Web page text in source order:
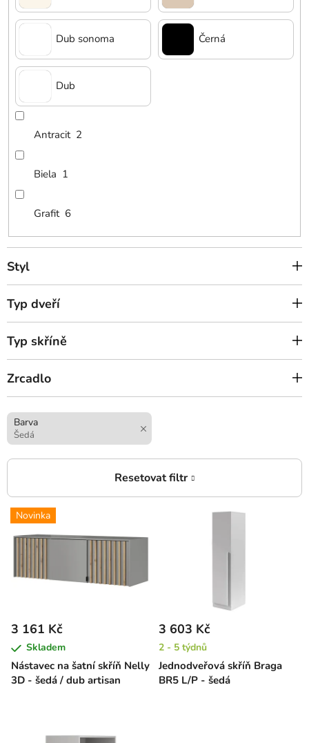
Dub sonoma Černá
Dub
Antracit 2
Biela 1
Grafit 6
Styl
Typ dveří
Typ skříně
Zrcadlo
Barva
Šedá
V
ý
s
r
o
d
u
k
Novinka
Nástavec na šatní skříň Nelly
3D - šedá / dub artisan
3 161 Kč
Skladem
Jednodveřová skříň Braga
BR5 L/P - šedá
3 603 Kč
2 - 5 týdnů